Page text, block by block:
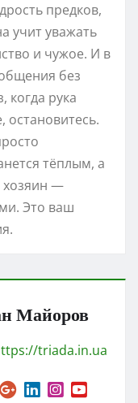
предков,
учит уважать
и чужое. И в
без
когда рука
остановитесь.
тёплым, а
хозяин —
Это ваш
Майоров
triada.in.ua